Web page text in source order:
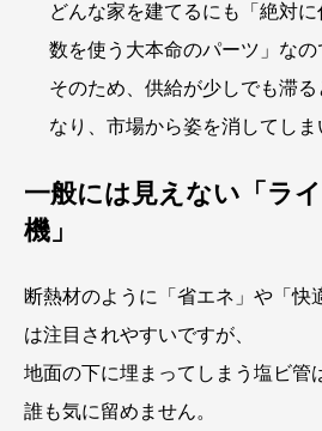
どんな家を建てるにも「絶対
数を使う大本命のパーツ」なの
そのため、供給が少しでも滞
なり、市場から姿を消してしま
一般には見えない「ラ
機」
断熱材のように「省エネ」や「快
は注目されやすいですが、
地面の下に埋まってしまう塩ビ管
誰も気に留めません。